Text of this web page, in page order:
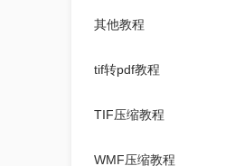
其他教程
tif转pdf教程
TIF压缩教程
WMF压缩教程